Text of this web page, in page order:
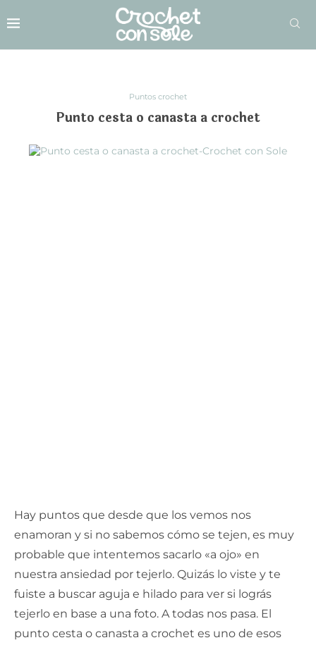
Puntos crochet
Punto cesta o canasta a crochet
Hay puntos que desde que los vemos nos
enamoran y si no sabemos cómo se tejen, es muy
probable que intentemos sacarlo «a ojo» en
nuestra ansiedad por tejerlo. Quizás lo viste y te
fuiste a buscar aguja e hilado para ver si lográs
tejerlo en base a una foto. A todas nos pasa. El
punto cesta o canasta a crochet es uno de esos